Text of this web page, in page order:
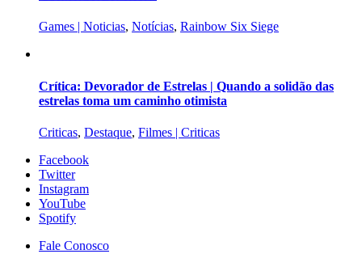
Games | Noticias, Notícias, Rainbow Six Siege
Crítica: Devorador de Estrelas | Quando a solidão das
estrelas toma um caminho otimista
Criticas, Destaque, Filmes | Criticas
Facebook
Twitter
Instagram
YouTube
Spotify
Fale Conosco